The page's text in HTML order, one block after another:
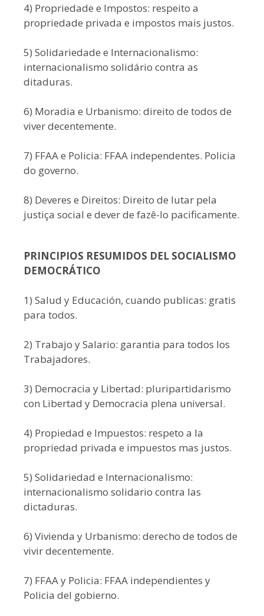
4) Propriedade e Impostos: respeito a
propriedade privada e impostos mais justos.
5) Solidariedade e Internacionalismo:
internacionalismo solidário contra as
ditaduras.
6) Moradia e Urbanismo: direito de todos de
viver decentemente.
7) FFAA e Policia: FFAA independentes. Policia
do governo.
8) Deveres e Direitos: Direito de lutar pela
justiça social e dever de fazê-lo pacificamente.
PRINCIPIOS RESUMIDOS DEL SOCIALISMO
DEMOCRÁTICO
1) Salud y Educación, cuando publicas: gratis
para todos.
2) Trabajo y Salario: garantia para todos los
Trabajadores.
3) Democracia y Libertad: pluripartidarismo
con Libertad y Democracia plena universal.
4) Propiedad e Impuestos: respeto a la
propriedad privada e impuestos mas justos.
5) Solidariedad e Internacionalismo:
internacionalismo solidario contra las
dictaduras.
6) Vivienda y Urbanismo: derecho de todos de
vivir decentemente.
7) FFAA y Policia: FFAA independientes y
Policia del gobierno.